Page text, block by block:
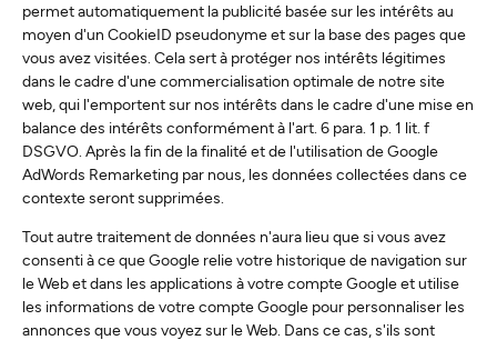
permet automatiquement la publicité basée sur les intérêts au
moyen d'un CookieID pseudonyme et sur la base des pages que
vous avez visitées. Cela sert à protéger nos intérêts légitimes
dans le cadre d'une commercialisation optimale de notre site
web, qui l'emportent sur nos intérêts dans le cadre d'une mise en
balance des intérêts conformément à l'art. 6 para. 1 p. 1 lit. f
DSGVO. Après la fin de la finalité et de l'utilisation de Google
AdWords Remarketing par nous, les données collectées dans ce
contexte seront supprimées.
Tout autre traitement de données n'aura lieu que si vous avez
consenti à ce que Google relie votre historique de navigation sur
le Web et dans les applications à votre compte Google et utilise
les informations de votre compte Google pour personnaliser les
annonces que vous voyez sur le Web. Dans ce cas, s'ils sont